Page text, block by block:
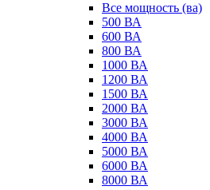
Все мощность (ва)
500 ВА
600 ВА
800 ВА
1000 ВА
1200 ВА
1500 ВА
2000 ВА
3000 ВА
4000 ВА
5000 ВА
6000 ВА
8000 ВА